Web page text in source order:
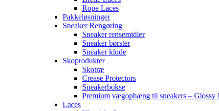
Rope Laces
Pakkeløsninger
Sneaker Rengøring
Sneaker rensemidler
Sneaker børster
Sneaker klude
Skoprodukter
Skotræ
Crease Protectors
Sneakerbokse
Premium vægophæng til sneakers – Glossy
Laces